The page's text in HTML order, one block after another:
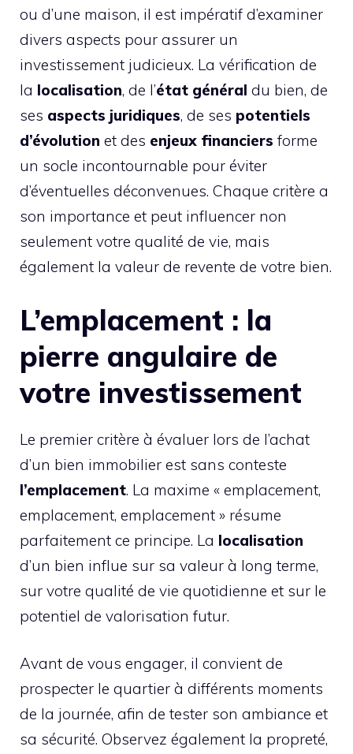
ou d’une maison, il est impératif d’examiner
divers aspects pour assurer un
investissement judicieux. La vérification de
la localisation, de l’état général du bien, de
ses aspects juridiques, de ses potentiels
d’évolution et des enjeux financiers forme
un socle incontournable pour éviter
d’éventuelles déconvenues. Chaque critère a
son importance et peut influencer non
seulement votre qualité de vie, mais
également la valeur de revente de votre bien.
L’emplacement : la
pierre angulaire de
votre investissement
Le premier critère à évaluer lors de l’achat
d’un bien immobilier est sans conteste
l’emplacement. La maxime « emplacement,
emplacement, emplacement » résume
parfaitement ce principe. La localisation
d’un bien influe sur sa valeur à long terme,
sur votre qualité de vie quotidienne et sur le
potentiel de valorisation futur.
Avant de vous engager, il convient de
prospecter le quartier à différents moments
de la journée, afin de tester son ambiance et
sa sécurité. Observez également la propreté,